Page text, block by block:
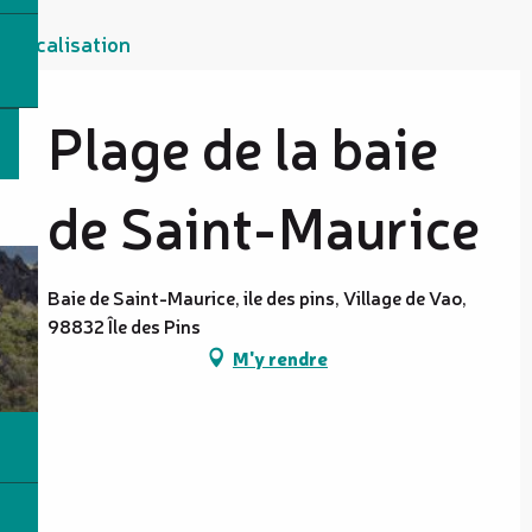
Localisation
Plage de la baie
de Saint-Maurice
Baie de Saint-Maurice, ile des pins, Village de Vao,
98832 Île des Pins
M'y rendre